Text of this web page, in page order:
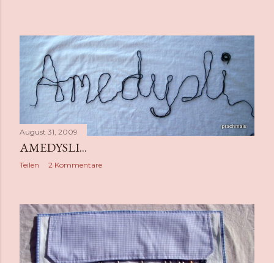
s
t
s
August 31, 2009
AMEDYSLI...
Teilen 2 Kommentare